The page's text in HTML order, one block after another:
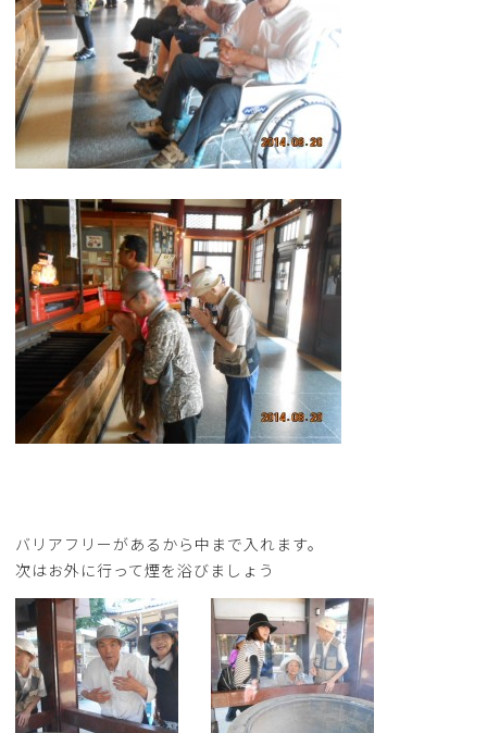
バリアフリーがあるから中まで入れます。
次はお外に行って煙を浴びましょう